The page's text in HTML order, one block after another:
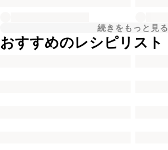
続きをもっと見る
おすすめのレシピリスト